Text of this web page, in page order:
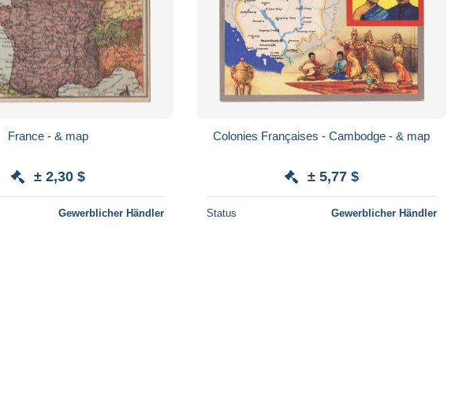
France - & map
± 2,30 $
Gewerblicher Händler
Colonies Françaises - Cambodge - & map
± 5,77 $
Status Gewerblicher Händler